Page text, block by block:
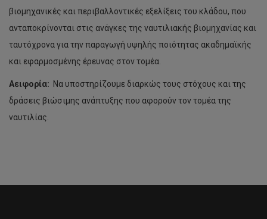
βιομηχανικές και περιβαλλοντικές εξελίξεις του κλάδου, που
ανταποκρίνονται στις ανάγκες της ναυτιλιακής βιομηχανίας και
ταυτόχρονα για την παραγωγή υψηλής ποιότητας ακαδημαϊκής
και εφαρμοσμένης έρευνας στον τομέα.
Αειφορία: Να υποστηρίζουμε διαρκώς τους στόχους και της
δράσεις βιώσιμης ανάπτυξης που αφορούν τον τομέα της
ναυτιλίας.